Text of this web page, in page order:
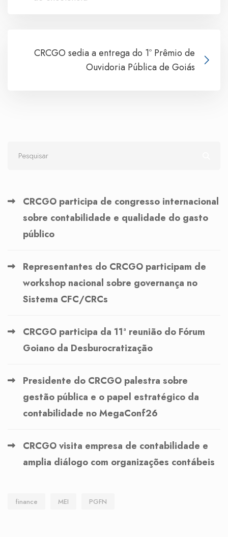
CRCGO sedia a entrega do 1º Prêmio de
Ouvidoria Pública de Goiás
CRCGO participa de congresso internacional
sobre contabilidade e qualidade do gasto
público
Representantes do CRCGO participam de
workshop nacional sobre governança no
Sistema CFC/CRCs
CRCGO participa da 11ª reunião do Fórum
Goiano da Desburocratização
Presidente do CRCGO palestra sobre
gestão pública e o papel estratégico da
contabilidade no MegaConf26
CRCGO visita empresa de contabilidade e
amplia diálogo com organizações contábeis
finance MEI PGFN